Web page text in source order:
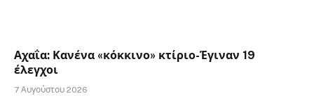
Αχαΐα: Κανένα «κόκκινο» κτίριο-Έγιναν 19
έλεγχοι
7 Αυγούστου 2026